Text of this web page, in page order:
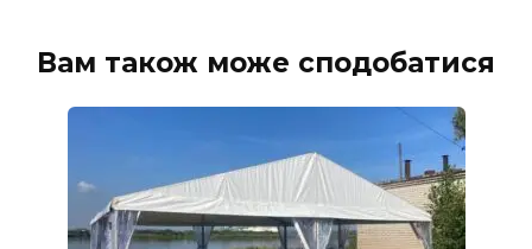
Вам також може сподобатися